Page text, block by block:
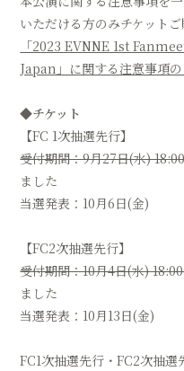
いただける方のみチケット
「2023 EVNNE 1st
Japan」に関する注意事項
◆チケット
【FC 1次抽選先行】
受付期間：9月27日(水)
ました
当選発表：10月6日(金)
【FC2次抽選先行】
受付期間：10月4日(水)
ました
当選発表：10月13日(金)
FC1次抽選先行・FC2次抽